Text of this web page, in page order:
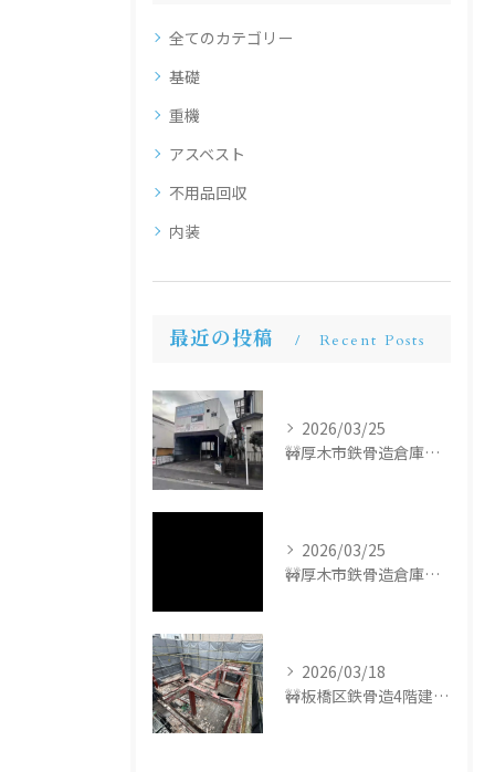
全てのカテゴリー
基礎
重機
アスベスト
不用品回収
内装
最近の投稿 Recent Posts
2026/03/25
🚧厚木市鉄骨造倉庫解体工事🚧
2026/03/25
🚧厚木市鉄骨造倉庫解体工事🚧
2026/03/18
🚧板橋区鉄骨造4階建て解体工事🚧